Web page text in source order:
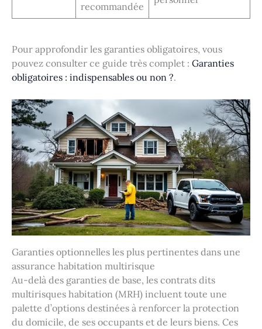
recommandée
Pour approfondir les garanties obligatoires, vous
pouvez consulter ce guide très complet : Garanties
obligatoires : indispensables ou non ?.
Garanties optionnelles les plus pertinentes dans une
assurance habitation multirisque
Au-delà des garanties de base, les contrats dits
multirisques habitation (MRH) incluent toute une
palette d’options destinées à renforcer la protection
du domicile, de ses occupants et de leurs biens. Ces